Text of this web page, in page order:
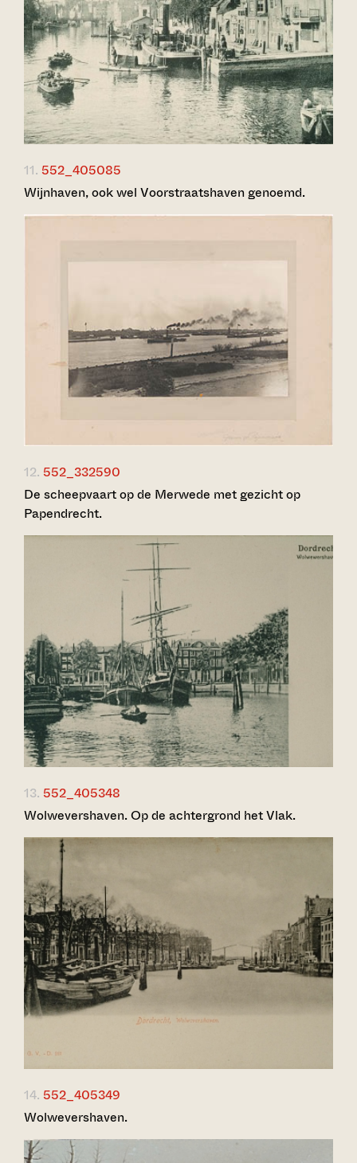
11. 552_405085
Wijnhaven, ook wel Voorstraatshaven genoemd.
12. 552_332590
De scheepvaart op de Merwede met gezicht op
Papendrecht.
13. 552_405348
Wolwevershaven. Op de achtergrond het Vlak.
14. 552_405349
Wolwevershaven.